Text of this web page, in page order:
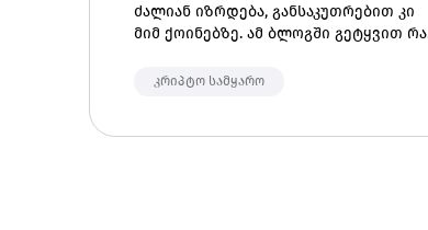
ძალიან იზრდება, განსაკუთრებით კი
მიმ ქოინებზე. ამ ბლოგში გეტყვით რა
გამოიყენება ისინი და სად შეიძლება
კრიპტო სამყარო